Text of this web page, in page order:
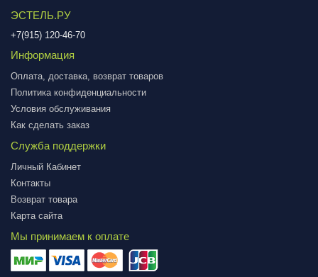
ЭСТЕЛЬ.РУ
+7(915) 120-46-70
Информация
Оплата, доставка, возврат товаров
Политика конфиденциальности
Условия обслуживания
Как сделать заказ
Служба поддержки
Личный Кабинет
Контакты
Возврат товара
Карта сайта
Мы принимаем к оплате